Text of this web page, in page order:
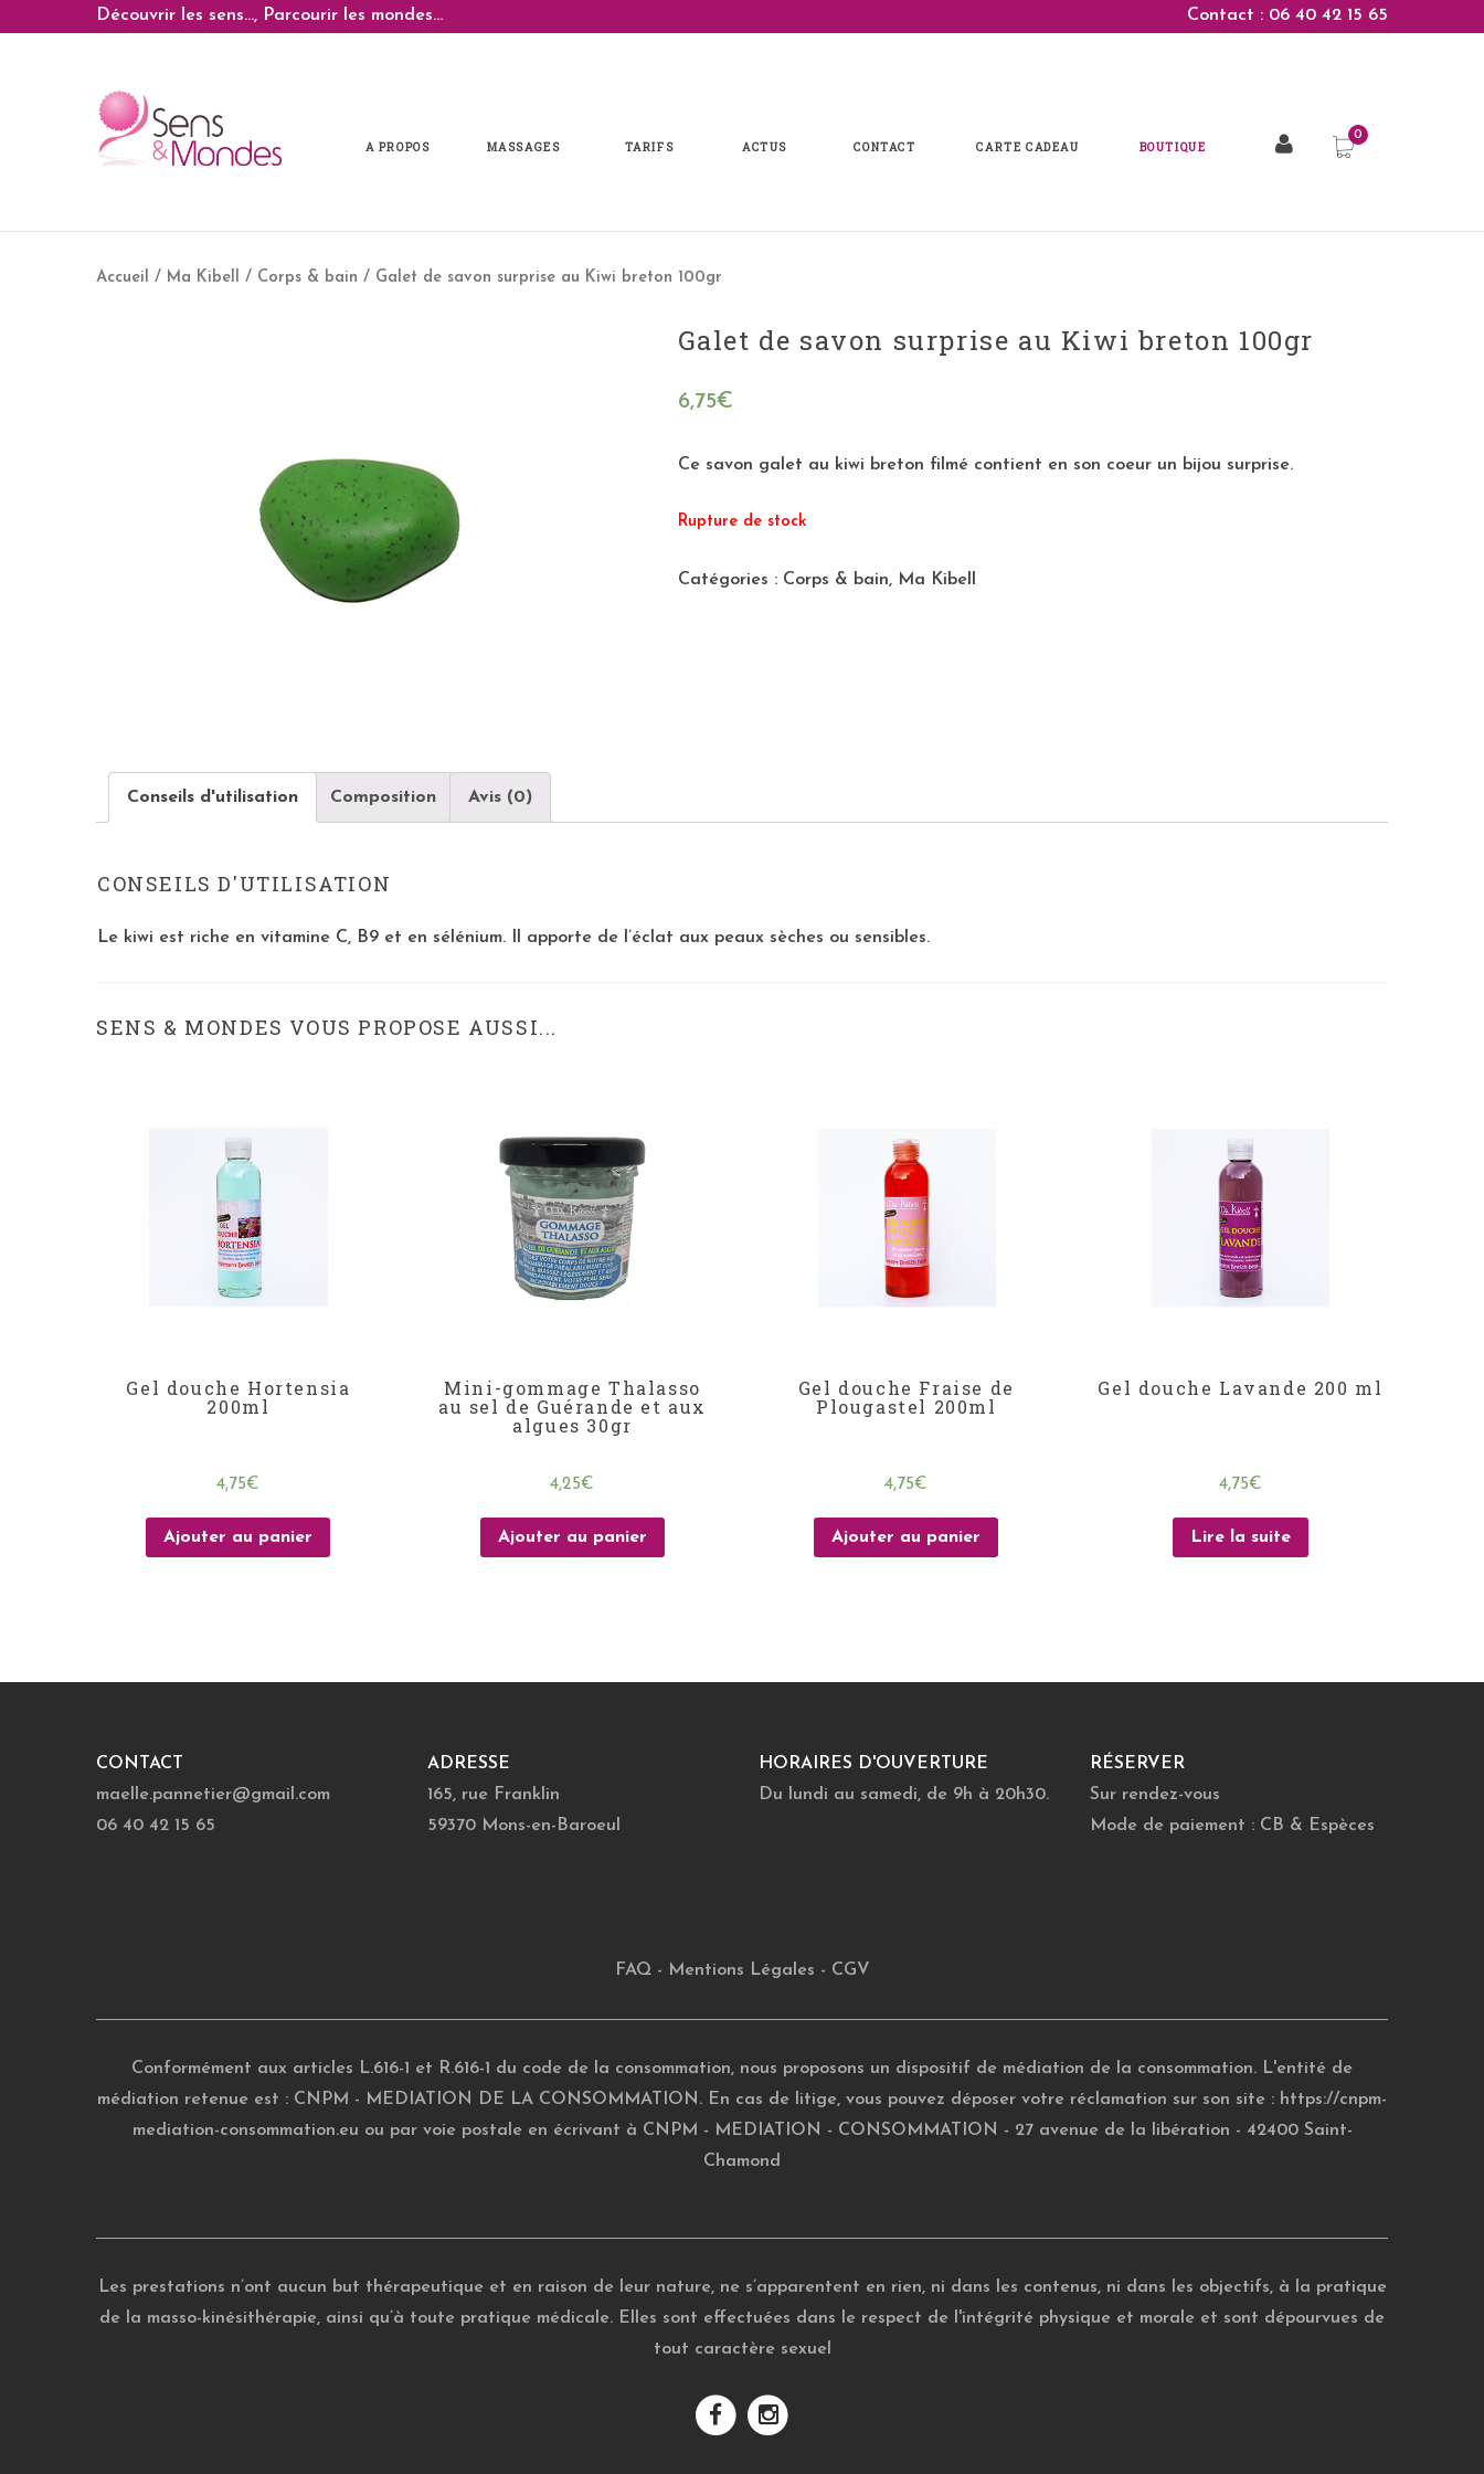
Découvrir les sens..., Parcourir les mondes... Contact : 06 40 42 15 65
A PROPOS MASSAGES TARIFS ACTUS CONTACT CARTE CADEAU BOUTIQUE
Accueil / Ma Kibell / Corps & bain / Galet de savon surprise au Kiwi breton 100gr
Galet de savon surprise au Kiwi breton 100gr
6,75€
Ce savon galet au kiwi breton filmé contient en son coeur un bijou surprise.
Rupture de stock
Catégories : Corps & bain, Ma Kibell
Conseils d'utilisation Composition Avis (0)
CONSEILS D'UTILISATION
Le kiwi est riche en vitamine C, B9 et en sélénium. Il apporte de l’éclat aux peaux sèches ou sensibles.
SENS & MONDES VOUS PROPOSE AUSSI...
Gel douche Hortensia
200ml
4,75€
Ajouter au panier
Mini-gommage Thalasso
au sel de Guérande et aux
algues 30gr
4,25€
Ajouter au panier
Gel douche Fraise de
Plougastel 200ml
4,75€
Ajouter au panier
Gel douche Lavande 200 ml
4,75€
Lire la suite
CONTACT
maelle.pannetier@gmail.com
06 40 42 15 65
ADRESSE
165, rue Franklin
59370 Mons-en-Baroeul
HORAIRES D'OUVERTURE
Du lundi au samedi, de 9h à 20h30.
RÉSERVER
Sur rendez-vous
Mode de paiement : CB & Espèces
FAQ- Mentions Légales - CGV
Conformément aux articles L.616-1 et R.616-1 du code de la consommation, nous proposons un dispositif de médiation de la consommation. L'entité de
médiation retenue est : CNPM - MEDIATION DE LA CONSOMMATION. En cas de litige, vous pouvez déposer votre réclamation sur son site : https://cnpm-
mediation-consommation.eu ou par voie postale en écrivant à CNPM - MEDIATION - CONSOMMATION - 27 avenue de la libération - 42400 Saint-
Chamond
Les prestations n’ont aucun but thérapeutique et en raison de leur nature, ne s’apparentent en rien, ni dans les contenus, ni dans les objectifs, à la pratique
de la masso-kinésithérapie, ainsi qu’à toute pratique médicale. Elles sont effectuées dans le respect de l'intégrité physique et morale et sont dépourvues de
tout caractère sexuel